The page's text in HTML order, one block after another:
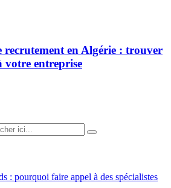
recrutement en Algérie : trouver
votre entreprise
: pourquoi faire appel à des spécialistes